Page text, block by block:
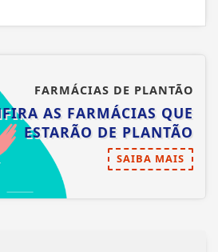
FARMÁCIAS DE PLANTÃO
AS FARMÁCIAS QUE
ESTARÃO DE PLANTÃO
SAIBA MAIS